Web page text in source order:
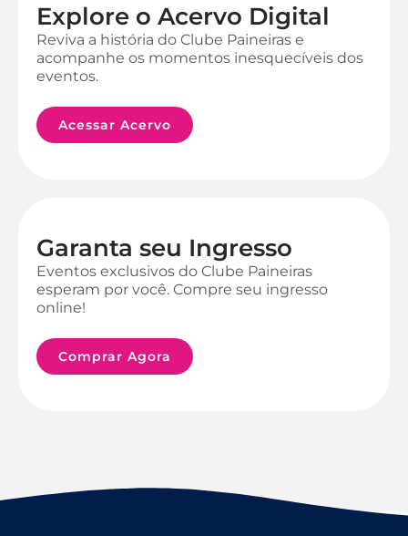
Explore o Acervo Digital
Reviva a história do Clube Paineiras e
acompanhe os momentos inesquecíveis dos
eventos.
Acessar Acervo
Garanta seu Ingresso
Eventos exclusivos do Clube Paineiras
esperam por você. Compre seu ingresso
online!
Comprar Agora